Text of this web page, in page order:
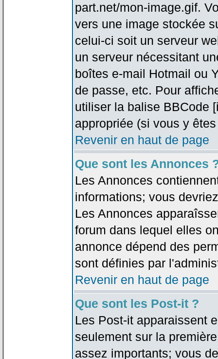
part.net/mon-image.gif.
vers une image stockée
celui-ci soit un serveur
un serveur nécessitant
boîtes e-mail Hotmail ou
de passe, etc. Pour
utiliser la balise BBCode
appropriée (si vous y
Revenir en haut de page
Que sont les Annonces
Les Annonces
informations; vous
Les Annonces
forum dans lequel elles
annonce dépend des
sont définies par
Revenir en haut de page
Que sont les Post-it ?
Les Post-it apparaissent
seulement sur la
assez importants; vous